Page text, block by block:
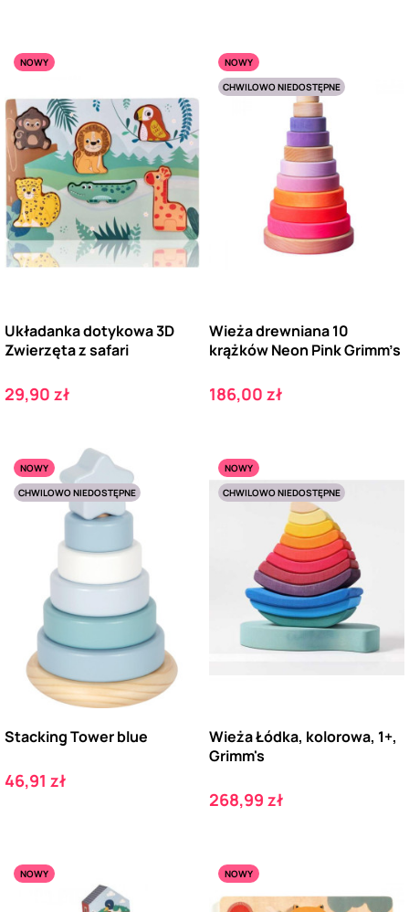
NOWY
Układanka dotykowa 3D
Zwierzęta z safari
Cena
29,90 zł
NOWY
CHWILOWO NIEDOSTĘPNE
Wieża drewniana 10
krążków Neon Pink Grimm’s
Cena
186,00 zł
NOWY
CHWILOWO NIEDOSTĘPNE
Stacking Tower blue
Cena
46,91 zł
NOWY
CHWILOWO NIEDOSTĘPNE
Wieża Łódka, kolorowa, 1+,
Grimm's
Cena
268,99 zł
NOWY NOWY